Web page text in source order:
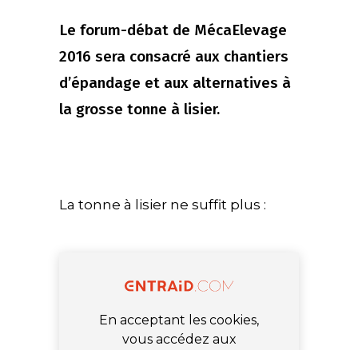
Le forum-débat de MécaElevage
2016 sera consacré aux chantiers
d’épandage et aux alternatives à
la grosse tonne à lisier.
La tonne à lisier ne suffit plus :
En acceptant les cookies,
vous accédez aux